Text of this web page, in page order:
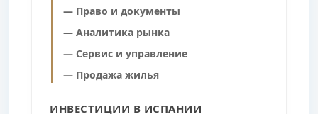
— Право и документы
— Аналитика рынка
— Сервис и управление
— Продажа жилья
ИНВЕСТИЦИИ В ИСПАНИИ